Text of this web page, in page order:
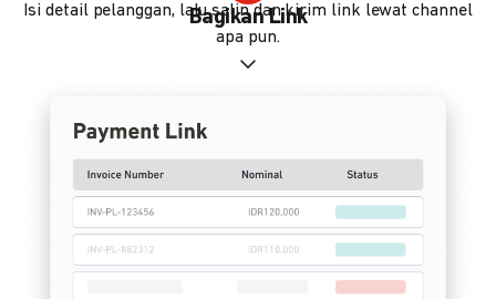
Bagikan Link
Isi detail pelanggan, lalu salin dan kirim link lewat channel
apa pun.